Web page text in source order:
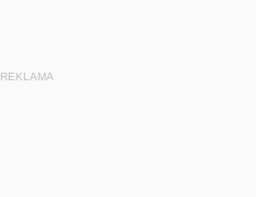
REKLAMA